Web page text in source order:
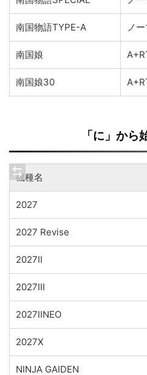
南国物語TYPE-A ノ
南国娘
南国娘30
「に」から
機種名
2027
2027 Revise
2027II
2027III
2027IINEO
2027X
NINJA GAIDEN